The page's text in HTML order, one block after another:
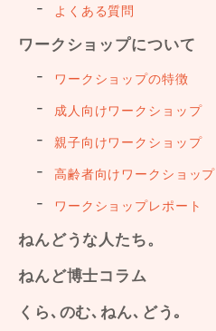
よくある質問
ワークショップについて
ワークショップの特徴
成人向けワークショップ
親子向けワークショップ
高齢者向けワークショップ
ワークショップレポート
ねんどうな人たち。
ねんど博士コラム
くら､のむ､ねん､どう｡